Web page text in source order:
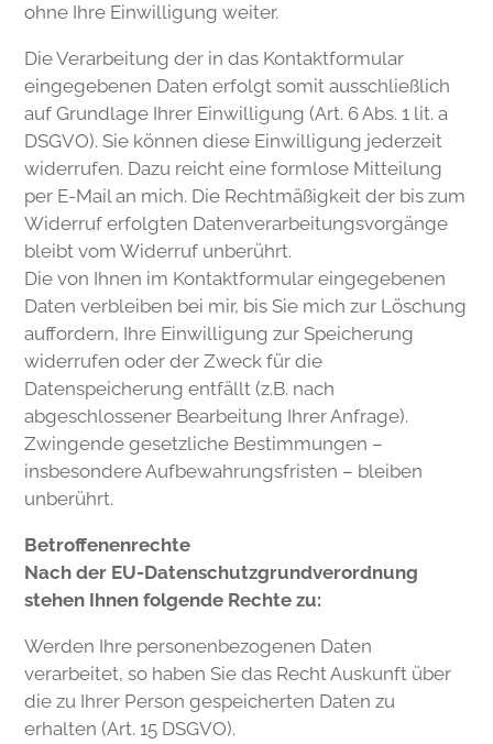
ohne Ihre Einwilligung weiter.
Die Verarbeitung der in das Kontaktformular
eingegebenen Daten erfolgt somit ausschließlich
auf Grundlage Ihrer Einwilligung (Art. 6 Abs. 1 lit. a
DSGVO). Sie können diese Einwilligung jederzeit
widerrufen. Dazu reicht eine formlose Mitteilung
per E-Mail an mich. Die Rechtmäßigkeit der bis zum
Widerruf erfolgten Datenverarbeitungsvorgänge
bleibt vom Widerruf unberührt.
Die von Ihnen im Kontaktformular eingegebenen
Daten verbleiben bei mir, bis Sie mich zur Löschung
auffordern, Ihre Einwilligung zur Speicherung
widerrufen oder der Zweck für die
Datenspeicherung entfällt (z.B. nach
abgeschlossener Bearbeitung Ihrer Anfrage).
Zwingende gesetzliche Bestimmungen –
insbesondere Aufbewahrungsfristen – bleiben
unberührt.
Betroffenenrechte
Nach der EU-Datenschutzgrundverordnung
stehen Ihnen folgende Rechte zu:
Werden Ihre personenbezogenen Daten
verarbeitet, so haben Sie das Recht Auskunft über
die zu Ihrer Person gespeicherten Daten zu
erhalten (Art. 15 DSGVO).